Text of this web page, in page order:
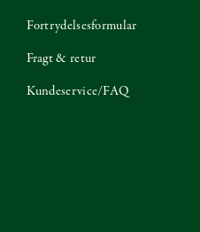
Fortrydelsesformular
Fragt & retur
Kundeservice/FAQ